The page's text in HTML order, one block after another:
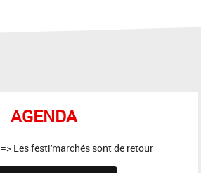
AGENDA
Les festi'marchés sont de retour